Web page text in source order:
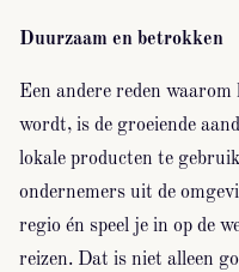
Duurzaam en betrokken
Een andere reden
wordt, is de groeiende
lokale producten te
ondernemers uit de
regio én speel je in op de
reizen. Dat is niet alleen